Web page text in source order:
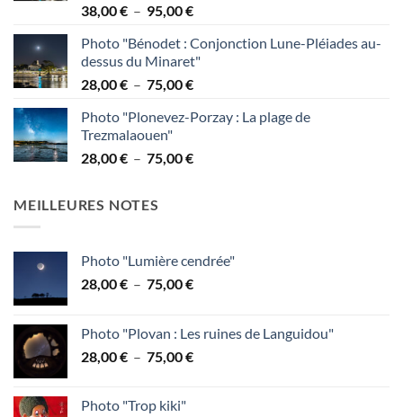
38,00€ – 95,00€Plage
prix :
38,00 €
à
Photo "Bénodet : Conjonction Lune-Pléiades au-
dessus du Minaret"
28,00€ – 75,00€Plage
prix :
à
Photo "Plonevez-Porzay : La plage de
Trezmalaouen"
28,00€ – 75,00€Plage
MEILLEURES NOTES
Photo "Lumière cendrée"
28,00€ – 75,00€Plage
28,00 €
à
Photo "Plovan : Les ruines de Languidou"
28,00€ – 75,00€Plage
Photo "Trop kiki"